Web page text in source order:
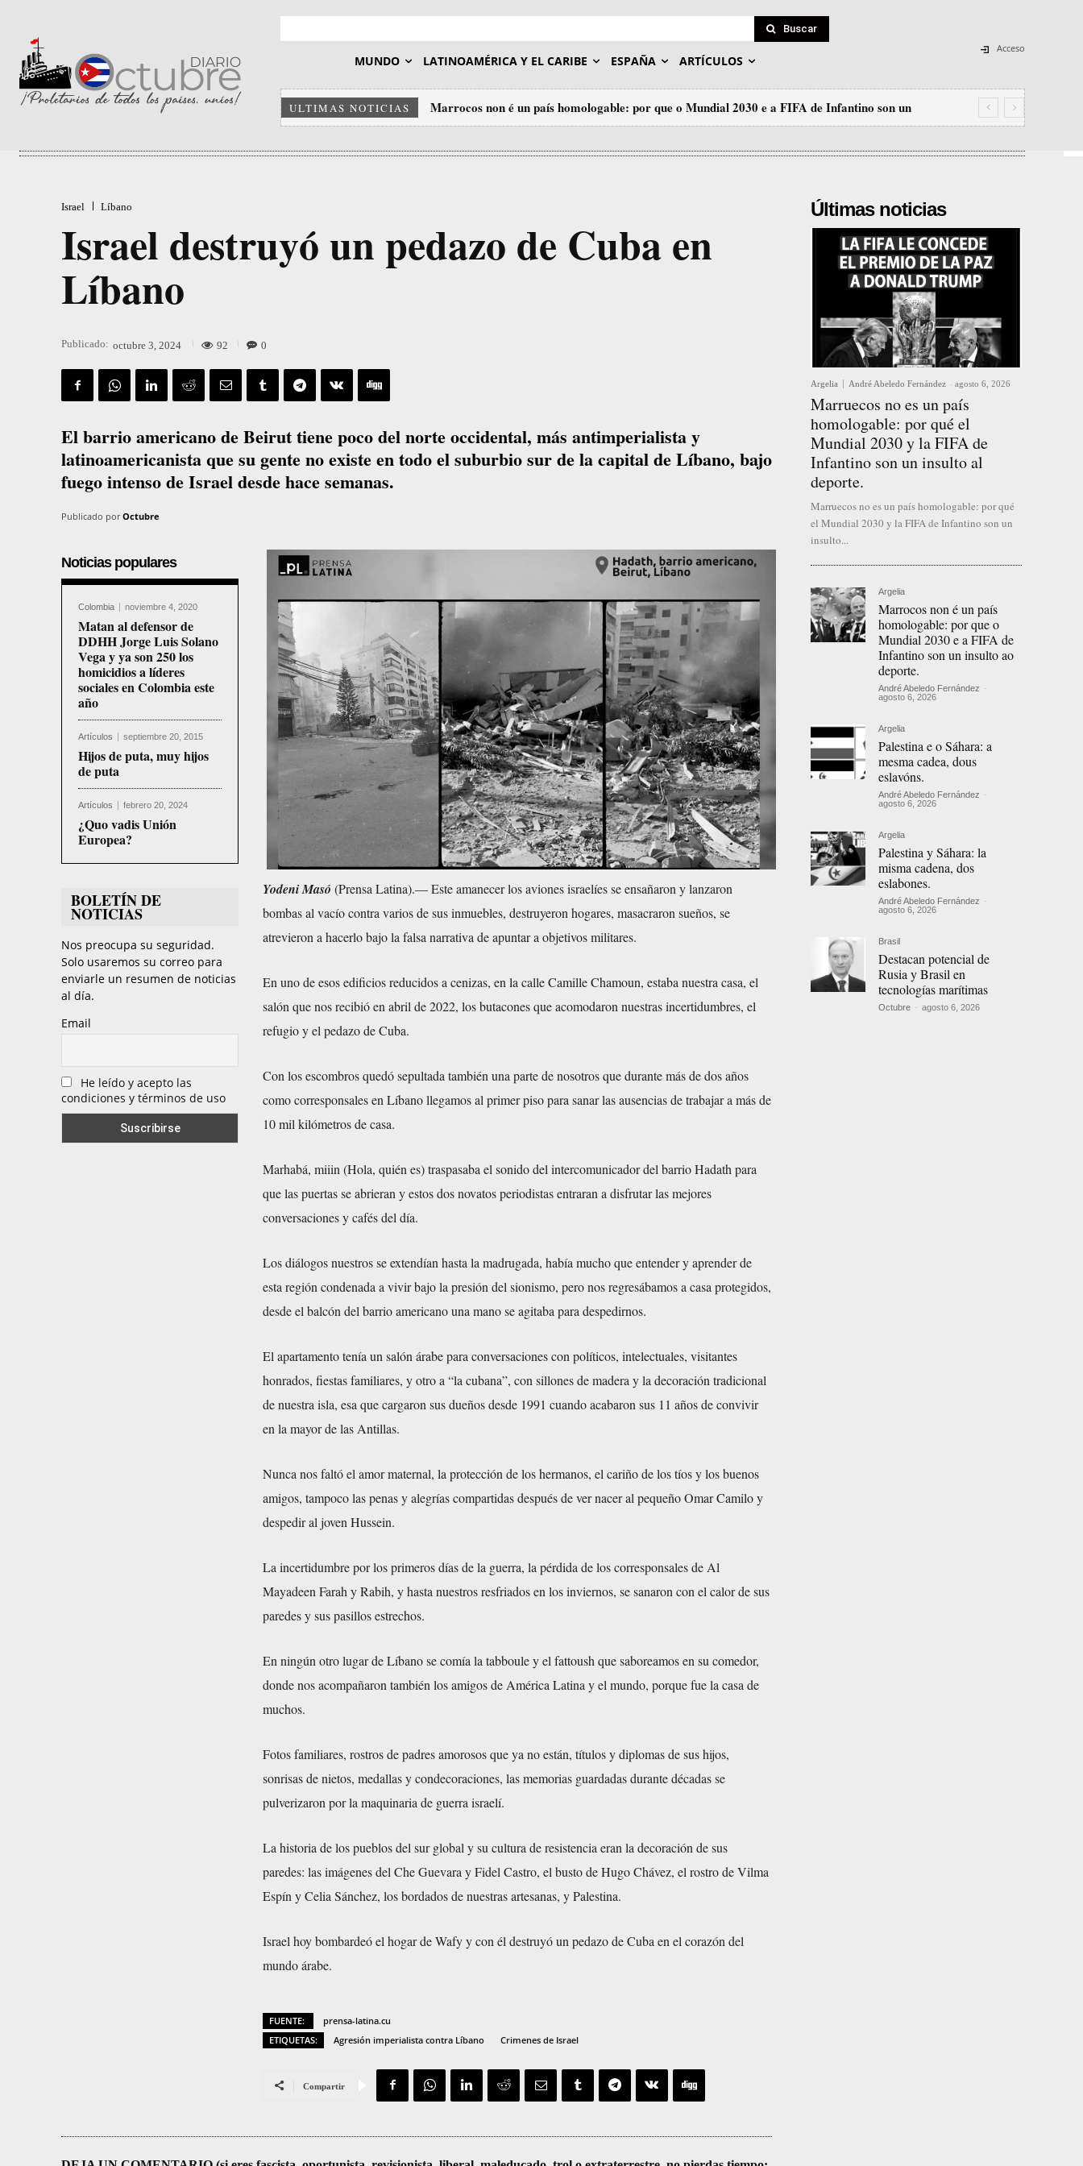
Buscar
MUNDO LATINOAMÉRICA Y EL CARIBE ESPAÑA ARTÍCULOS
Acceso
ULTIMAS NOTICIAS
Marrocos non é un país homologable: por que o Mundial 2030 e a FIFA de Infantino son un
insulto ao deporte.
Israel Líbano
Israel destruyó un pedazo de Cuba en
Líbano
Publicado: octubre 3, 2024 92 0
El barrio americano de Beirut tiene poco del norte occidental, más antimperialista y
latinoamericanista que su gente no existe en todo el suburbio sur de la capital de Líbano, bajo
fuego intenso de Israel desde hace semanas.
Publicado por Octubre
Noticias populares
Colombia noviembre 4, 2020
Matan al defensor de
DDHH Jorge Luis Solano
Vega y ya son 250 los
homicidios a líderes
sociales en Colombia este
año
Artículos septiembre 20, 2015
Hijos de puta, muy hijos
de puta
Artículos febrero 20, 2024
¿Quo vadis Unión
Europea?
BOLETÍN DE
NOTICIAS
Nos preocupa su seguridad.
Solo usaremos su correo para
enviarle un resumen de noticias
al día.
Email
He leído y acepto las
condiciones y términos de uso
Yodeni Masó (Prensa Latina).— Este amanecer los aviones israelíes se ensañaron y lanzaron
bombas al vacío contra varios de sus inmuebles, destruyeron hogares, masacraron sueños, se
atrevieron a hacerlo bajo la falsa narrativa de apuntar a objetivos militares.
En uno de esos edificios reducidos a cenizas, en la calle Camille Chamoun, estaba nuestra casa, el
salón que nos recibió en abril de 2022, los butacones que acomodaron nuestras incertidumbres, el
refugio y el pedazo de Cuba.
Con los escombros quedó sepultada también una parte de nosotros que durante más de dos años
como corresponsales en Líbano llegamos al primer piso para sanar las ausencias de trabajar a más de
10 mil kilómetros de casa.
Marhabá, miiin (Hola, quién es) traspasaba el sonido del intercomunicador del barrio Hadath para
que las puertas se abrieran y estos dos novatos periodistas entraran a disfrutar las mejores
conversaciones y cafés del día.
Los diálogos nuestros se extendían hasta la madrugada, había mucho que entender y aprender de
esta región condenada a vivir bajo la presión del sionismo, pero nos regresábamos a casa protegidos,
desde el balcón del barrio americano una mano se agitaba para despedirnos.
El apartamento tenía un salón árabe para conversaciones con políticos, intelectuales, visitantes
honrados, fiestas familiares, y otro a “la cubana”, con sillones de madera y la decoración tradicional
de nuestra isla, esa que cargaron sus dueños desde 1991 cuando acabaron sus 11 años de convivir
en la mayor de las Antillas.
Nunca nos faltó el amor maternal, la protección de los hermanos, el cariño de los tíos y los buenos
amigos, tampoco las penas y alegrías compartidas después de ver nacer al pequeño Omar Camilo y
despedir al joven Hussein.
La incertidumbre por los primeros días de la guerra, la pérdida de los corresponsales de Al
Mayadeen Farah y Rabih, y hasta nuestros resfriados en los inviernos, se sanaron con el calor de sus
paredes y sus pasillos estrechos.
En ningún otro lugar de Líbano se comía la tabboule y el fattoush que saboreamos en su comedor,
donde nos acompañaron también los amigos de América Latina y el mundo, porque fue la casa de
muchos.
Fotos familiares, rostros de padres amorosos que ya no están, títulos y diplomas de sus hijos,
sonrisas de nietos, medallas y condecoraciones, las memorias guardadas durante décadas se
pulverizaron por la maquinaria de guerra israelí.
La historia de los pueblos del sur global y su cultura de resistencia eran la decoración de sus
paredes: las imágenes del Che Guevara y Fidel Castro, el busto de Hugo Chávez, el rostro de Vilma
Espín y Celia Sánchez, los bordados de nuestras artesanas, y Palestina.
Israel hoy bombardeó el hogar de Wafy y con él destruyó un pedazo de Cuba en el corazón del
mundo árabe.
FUENTE:
prensa-latina.cu
ETIQUETAS:
Agresión imperialista contra Líbano Crimenes de Israel
Compartir
Últimas noticias
Argelia André Abeledo Fernández - agosto 6, 2026
Marruecos no es un país
homologable: por qué el
Mundial 2030 y la FIFA de
Infantino son un insulto al
deporte.
Marruecos no es un país homologable: por qué
el Mundial 2030 y la FIFA de Infantino son un
insulto...
Argelia
Marrocos non é un país
homologable: por que o
Mundial 2030 e a FIFA de
Infantino son un insulto ao
deporte.
André Abeledo Fernández -
agosto 6, 2026
Argelia
Palestina e o Sáhara: a
mesma cadea, dous
eslavóns.
André Abeledo Fernández -
agosto 6, 2026
Argelia
Palestina y Sáhara: la
misma cadena, dos
eslabones.
André Abeledo Fernández -
agosto 6, 2026
Brasil
Destacan potencial de
Rusia y Brasil en
tecnologías marítimas
Octubre - agosto 6, 2026